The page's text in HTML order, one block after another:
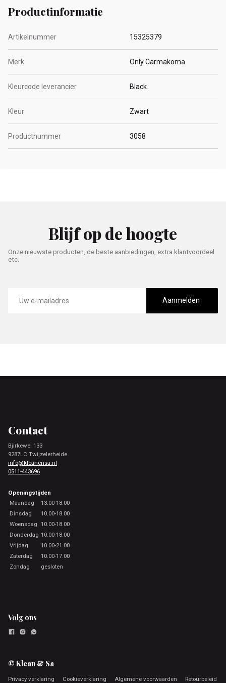
Productinformatie
Artikelnummer 15325379
Merk Only Carmakoma
Kleurcode leverancier Black
Kleur Zwart
Productnummer 3058
Blijf op de hoogte
Onze nieuwste producten, de beste aanbiedingen, extra klantvoordeel
etc.
mailadres
Aanmelden
Contact
Bjirkewei 133
9287LC Twijzelerheide
info@kleanensa.nl
0511-443696
Openingstijden
Maandag
13.00-18.00
Dinsdag
10.00-18.00
Woensdag 10.00-18.00
Donderdag 10.00-18.00
Vrijdag
10.00-21.00
Zaterdag
10.00-17.00
Zondag
gesloten
Volg ons
© Klean & Sa
Privacy verklaring Cookieverklaring Algemene voorwaarden Retourbeleid